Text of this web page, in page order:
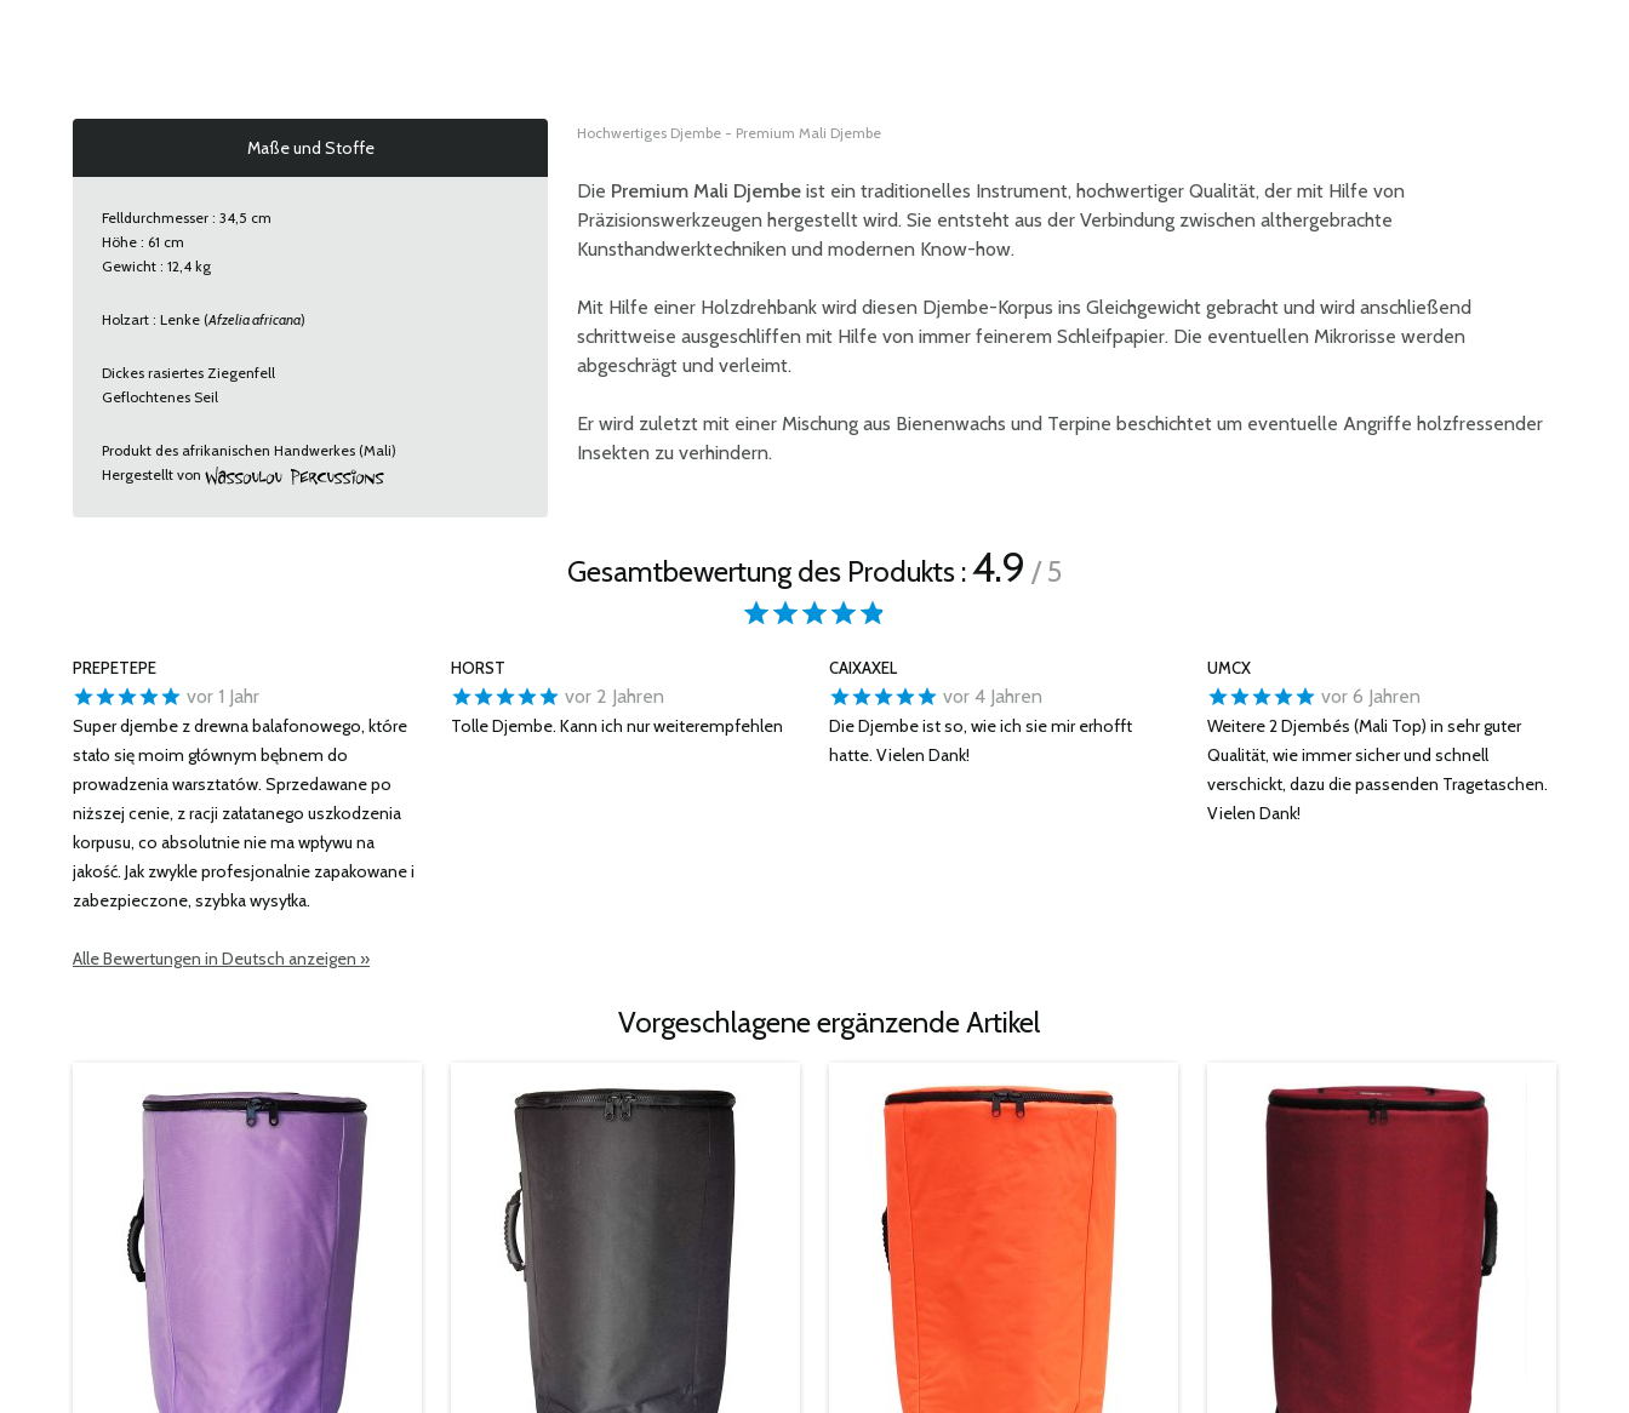
Maße und Stoffe
Felldurchmesser : 34,5 cm
Höhe : 61 cm
Gewicht : 12,4 kg
Holzart : Lenke (Afzelia africana)
Dickes rasiertes Ziegenfell
Geflochtenes Seil
Produkt des afrikanischen Handwerkes (Mali)
Hergestellt von
Hochwertiges Djembe - Premium Mali Djembe
Die Premium Mali Djembe ist ein traditionelles Instrument, hochwertiger Qualität, der mit Hilfe von
Präzisionswerkzeugen hergestellt wird. Sie entsteht aus der Verbindung zwischen althergebrachte
Kunsthandwerktechniken und modernen Know-how.
Mit Hilfe einer Holzdrehbank wird diesen Djembe-Korpus ins Gleichgewicht gebracht und wird anschließend
schrittweise ausgeschliffen mit Hilfe von immer feinerem Schleifpapier. Die eventuellen Mikrorisse werden
abgeschrägt und verleimt.
Er wird zuletzt mit einer Mischung aus Bienenwachs und Terpine beschichtet um eventuelle Angriffe holzfressender
Insekten zu verhindern.
Gesamtbewertung des Produkts :4.9 / 5
PREPETEPE
vor 1 Jahr
Super djembe z drewna balafonowego, które
stało się moim głównym bębnem do
prowadzenia warsztatów. Sprzedawane po
niższej cenie, z racji załatanego uszkodzenia
korpusu, co absolutnie nie ma wpływu na
jakość. Jak zwykle profesjonalnie zapakowane i
zabezpieczone, szybka wysyłka.
HORST
vor 2 Jahren
Tolle Djembe. Kann ich nur weiterempfehlen
CAIXAXEL
vor 4 Jahren
Die Djembe ist so, wie ich sie mir erhofft
hatte. Vielen Dank!
UMCX
vor 6 Jahren
Weitere 2 Djembés (Mali Top) in sehr guter
Qualität, wie immer sicher und schnell
verschickt, dazu die passenden Tragetaschen.
Vielen Dank!
Alle Bewertungen in Deutsch anzeigen »
Vorgeschlagene ergänzende Artikel